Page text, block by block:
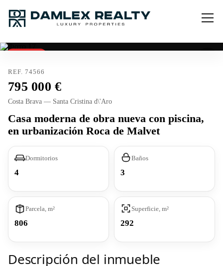
REF. 74566
795 000
Costa Brava — Santa Cristina d\'Aro
Casa moderna de obra nueva con piscina,
en urbanización Roca de Malvet
Dormitorios
4
Baños
3
Parcela, m²
806
Superficie, m²
292
Descripción del inmueble